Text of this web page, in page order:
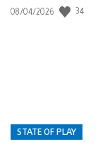
Date
08/04/2026 34
STATE OF PLAY